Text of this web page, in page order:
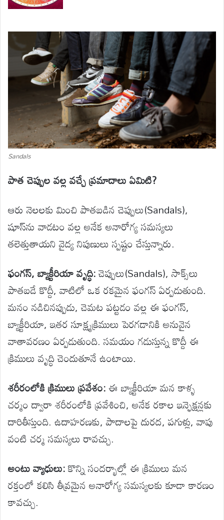
Sandals
పాత చెప్పుల వల్ల వచ్చే ప్రమాదాలు ఏమిటి?
ఆరు నెలలకు మించి పాతబడిన చెప్పులు(Sandals),
షూస్‌ను వాడటం వల్ల అనేక అనారోగ్య సమస్యలు
తలెత్తుతాయని వైద్య నిపుణులు స్పష్టం చేస్తున్నారు.
ఫంగస్, బ్యాక్టీరియా వృద్ధి:చెప్పులు(Sandals), సాక్స్‌లు
పాతబడే కొద్దీ, వాటిలో ఒక రకమైన ఫంగస్ ఏర్పడుతుంది.
మనం నడిచినప్పుడు, చెమట పట్టడం వల్ల ఈ ఫంగస్,
బ్యాక్టీరియా, ఇతర సూక్ష్మక్రిములు పెరగడానికి అనువైన
వాతావరణం ఏర్పడుతుంది. సమయం గడుస్తున్న కొద్దీ ఈ
క్రిములు వృద్ధి చెందుతూనే ఉంటాయి.
శరీరంలోకి క్రిములు ప్రవేశం:ఈ బ్యాక్టీరియా మన కాళ్ళ
చర్మం ద్వారా శరీరంలోకి ప్రవేశించి, అనేక రకాల ఇన్ఫెక్షన్లకు
దారితీస్తుంది. ఉదాహరణకు, పాదాలపై దురద, పగుళ్లు, వాపు
వంటి చర్మ సమస్యలు రావచ్చు.
అంటు వ్యాధులు:కొన్ని సందర్భాల్లో ఈ క్రిములు మన
రక్తంలో కలిసి తీవ్రమైన అనారోగ్య సమస్యలకు కూడా కారణం
కావచ్చు.